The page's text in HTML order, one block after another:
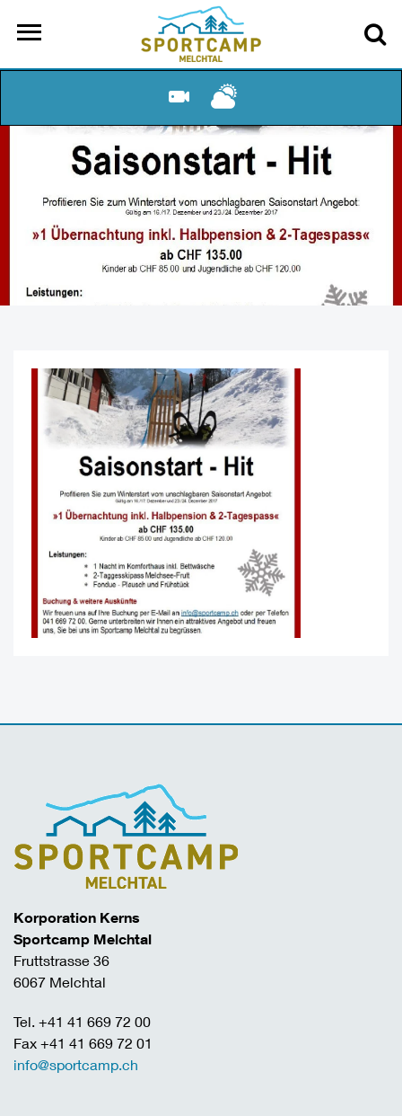
Korporation Kerns
Sportcamp Melchtal
Fruttstrasse 36
6067 Melchtal
Tel. +41 41 669 72 00
Fax +41 41 669 72 01
info@sportcamp.ch